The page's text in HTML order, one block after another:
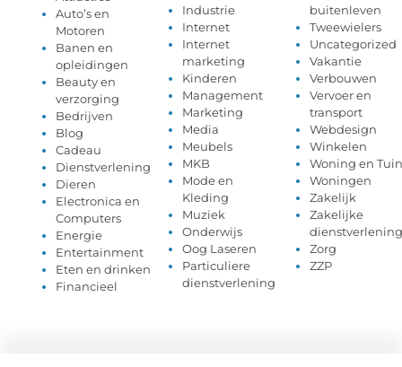
Auto’s en
Motoren
Banen en
opleidingen
Beauty en
verzorging
Bedrijven
Blog
Cadeau
Dienstverlening
Dieren
Electronica en
Computers
Energie
Entertainment
Eten en drinken
Financieel
Industrie
Internet
Internet
marketing
Kinderen
Management
Marketing
Media
Meubels
MKB
Mode en
Kleding
Muziek
Onderwijs
Oog Laseren
Particuliere
dienstverlening
buitenleven
Tweewielers
Uncategorized
Vakantie
Verbouwen
Vervoer en
transport
Webdesign
Winkelen
Woning en Tuin
Woningen
Zakelijk
Zakelijke
dienstverlening
Zorg
ZZP